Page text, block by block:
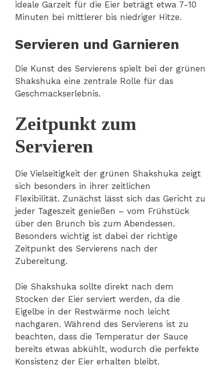
ideale Garzeit für die Eier beträgt etwa 7-10
Minuten bei mittlerer bis niedriger Hitze.
Servieren und Garnieren
Die Kunst des Servierens spielt bei der grünen
Shakshuka eine zentrale Rolle für das
Geschmackserlebnis.
Zeitpunkt zum
Servieren
Die Vielseitigkeit der grünen Shakshuka zeigt
sich besonders in ihrer zeitlichen
Flexibilität. Zunächst lässt sich das Gericht zu
jeder Tageszeit genießen – vom Frühstück
über den Brunch bis zum Abendessen.
Besonders wichtig ist dabei der richtige
Zeitpunkt des Servierens nach der
Zubereitung.
Die Shakshuka sollte direkt nach dem
Stocken der Eier serviert werden, da die
Eigelbe in der Restwärme noch leicht
nachgaren. Während des Servierens ist zu
beachten, dass die Temperatur der Sauce
bereits etwas abkühlt, wodurch die perfekte
Konsistenz der Eier erhalten bleibt.